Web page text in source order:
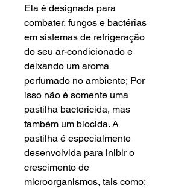
Ela é designada para
combater, fungos e bactérias
em sistemas de refrigeração
do seu ar-condicionado e
deixando um aroma
perfumado no ambiente; Por
isso não é somente uma
pastilha bactericida, mas
também um biocida. A
pastilha é especialmente
desenvolvida para inibir o
crescimento de
microorganismos, tais como;